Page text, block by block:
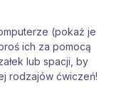
(pokaż je
ich za pomocą
lub spacji, by
rodzajów ćwiczeń!